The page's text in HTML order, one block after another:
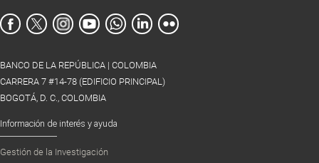
BANCO DE LA REPÚBLICA | COLOMBIA
CARRERA 7 #14-78 (EDIFICIO PRINCIPAL)
BOGOTÁ, D. C., COLOMBIA
Información de interés y ayuda
Gestión de la Investigación